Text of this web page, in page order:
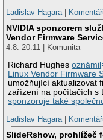
Ladislav Hagara
NVIDIA sponzorem
Vendor Firmware
4.8. 20:11 | Komunita
Richard Hughesoznámil
Linux Vendor Firmware
umožňující aktualizovat
zařízení na počítačích s
sponzoruje také
Ladislav Hagara |
SlideRshow, prohlížeč